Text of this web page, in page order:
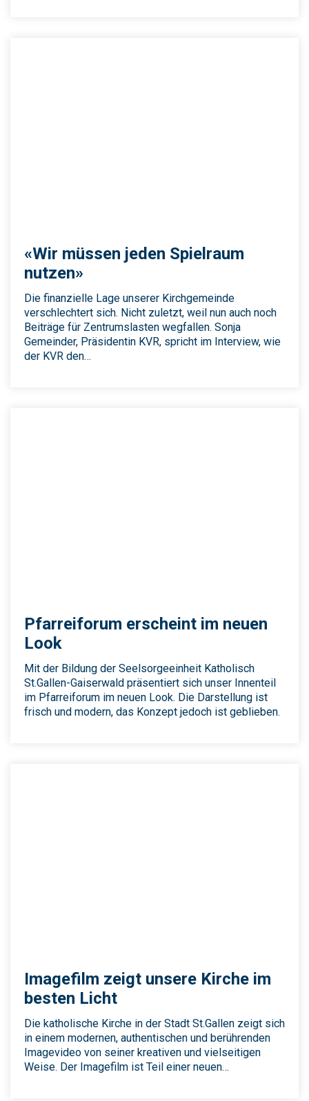
«Wir müssen jeden Spielraum
nutzen»
Die finanzielle Lage unserer Kirchgemeinde
verschlechtert sich. Nicht zuletzt, weil nun auch noch
Beiträge für Zentrumslasten wegfallen. Sonja
Gemeinder, Präsidentin KVR, spricht im Interview, wie
der KVR den…
Pfarreiforum erscheint im neuen
Look
Mit der Bildung der Seelsorgeeinheit Katholisch
St.Gallen-Gaiserwald präsentiert sich unser Innenteil
im Pfarreiforum im neuen Look. Die Darstellung ist
frisch und modern, das Konzept jedoch ist geblieben.
Imagefilm zeigt unsere Kirche im
besten Licht
Die katholische Kirche in der Stadt St.Gallen zeigt sich
in einem modernen, authentischen und berührenden
Imagevideo von seiner kreativen und vielseitigen
Weise. Der Imagefilm ist Teil einer neuen…